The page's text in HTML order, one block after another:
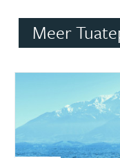
Meer